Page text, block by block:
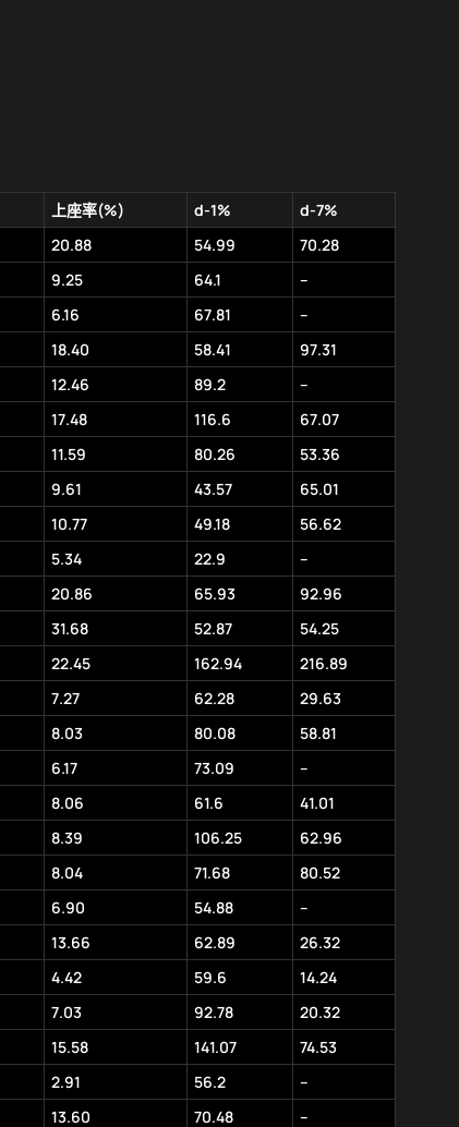
上座率(%) d-1%
d-7%
20.88 54.99
70.28
9.25 64.1
–
6.16 67.81
–
18.40 58.41
97.31
12.46 89.2
–
17.48 116.6
67.07
11.59 80.26
53.36
9.61 43.57
65.01
10.77 49.18
56.62
5.34 22.9
–
20.86 65.93
92.96
31.68 52.87
54.25
22.45 162.94
216.89
7.27 62.28
29.63
8.03 80.08
58.81
6.17 73.09
–
8.06 61.6
41.01
8.39 106.25
62.96
8.04 71.68
80.52
6.90 54.88
–
13.66 62.89
26.32
4.42 59.6
14.24
7.03 92.78
20.32
15.58 141.07
74.53
2.91 56.2
–
13.60 70.48
–